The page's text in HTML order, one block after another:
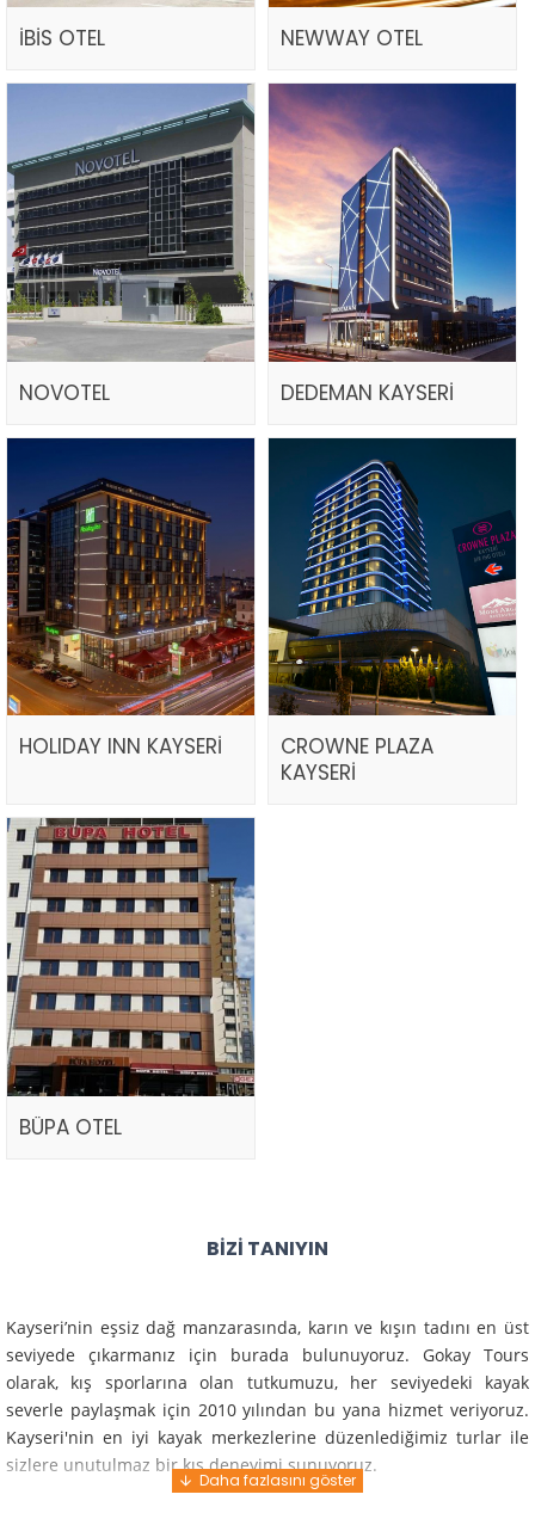
İBİS OTEL NEWWAY OTEL
NOVOTEL DEDEMAN KAYSERİ
HOLIDAY INN KAYSERİ
CROWNE PLAZA
KAYSERİ
BÜPA OTEL
BIZI TANIYIN
Kayseri’nin eşsiz dağ manzarasında, karın ve kışın tadını en üst
seviyede çıkarmanız için burada bulunuyoruz. Gokay Tours
olarak, kış sporlarına olan tutkumuzu, her seviyedeki kayak
severle paylaşmak için 2010 yılından bu yana hizmet veriyoruz.
Kayseri'nin en iyi kayak merkezlerine düzenlediğimiz turlar ile
sizlere unutulmaz bir kış deneyimi sunuyoruz.